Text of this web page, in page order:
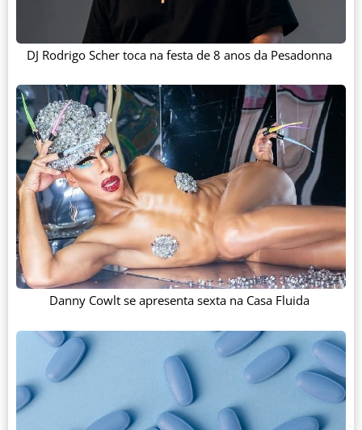
DJ Rodrigo Scher toca na festa de 8 anos da Pesadonna
Danny Cowlt se apresenta sexta na Casa Fluida